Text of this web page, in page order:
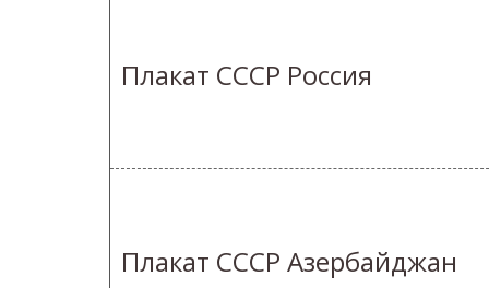
Плакат СССР Россия
Плакат СССР Азербайджан